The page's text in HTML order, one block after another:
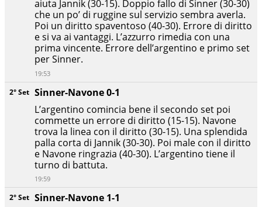
2° Set Sinner-Navone 1-1
2° Set Sinner-Navone 0-1
L’argentino comincia bene il secondo set poi
commette un errore di diritto (15-15). Navone
trova la linea con il diritto (30-15). Una splendida
palla corta di Jannik (30-30). Poi male con il diritto
e Navone ringrazia (40-30). L’argentino tiene il
turno di battuta.
19:59
aiuta Jannik (30-15). Doppio fallo di Sinner (30-30)
che un po’ di ruggine sul servizio sembra averla.
Poi un diritto spaventoso (40-30). Errore di diritto
e si va ai vantaggi. L’azzurro rimedia con una
prima vincente. Errore dell’argentino e primo set
per Sinner.
19:53